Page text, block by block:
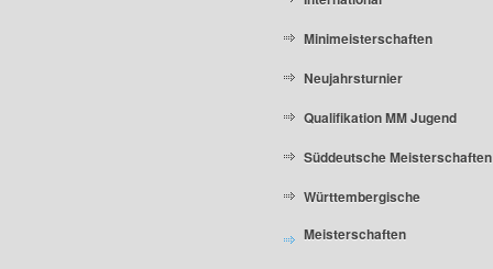
Minimeisterschaften
Neujahrsturnier
Qualifikation MM Jugend
Süddeutsche Meisterschaften
Württembergische
Meisterschaften